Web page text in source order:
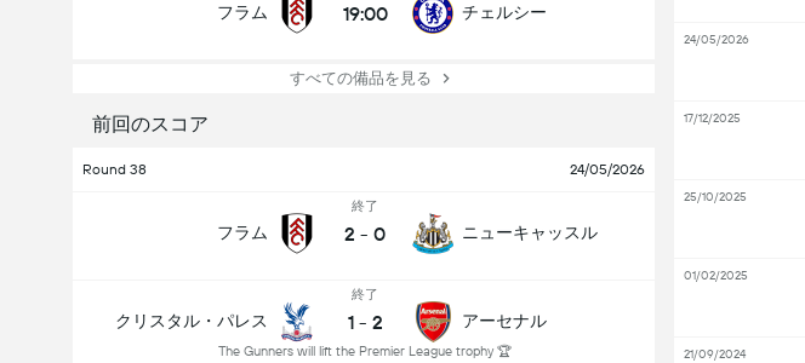
フラム 19:00 チェルシー
すべての備品を見る
前回のスコア
Round 38 24/05/2026
フラム
終了
2 - 0 ニューキャッスル
クリスタル・パレス
終了
1 - 2
The Gunners will lift the Premier League trophy 🏆
アーセナル
24/05/2026
17/12/2025
25/10/2025
01/02/2025
21/09/2024